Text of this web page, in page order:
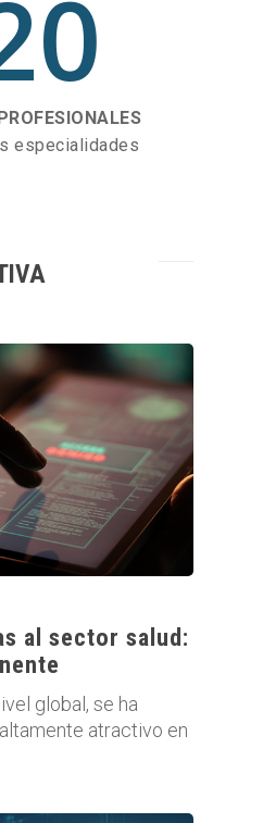
especialidades
al sector salud:
global, se ha
atractivo en